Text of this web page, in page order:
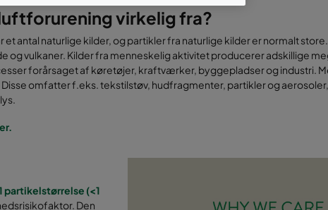
virkelig fra?
antal naturlige kilder, og partikler fra naturlige kilder er normalt
og vulkaner. Kilder fra menneskelig aktivitet producerer adskillige
forårsaget af køretøjer, kraftværker, byggepladser og industri.
omfatter f.eks. tekstilstøv, hudfragmenter, partikler og
partikelstørrelse (<1
Den